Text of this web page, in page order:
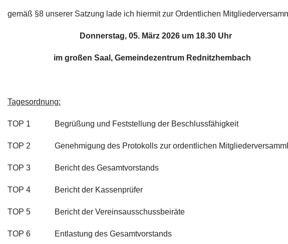
gemäß §8 unserer Satzung lade ich hiermit zur Ordentlichen
Donnerstag, 05. März 2026 um 18.30 Uhr
im großen Saal, Gemeindezentrum Rednitzhembach
Tagesordnung:
TOP 1 Begrüßung und Feststellung der Beschlussfähigkeit
TOP 2 Genehmigung des Protokolls zur ordentlichen
TOP 3 Bericht des Gesamtvorstands
TOP 4 Bericht der Kassenprüfer
TOP 5 Bericht der Vereinsausschussbeiräte
TOP 6 Entlastung des Gesamtvorstands